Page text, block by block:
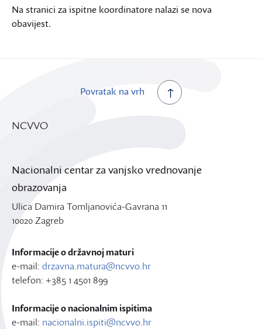
Na stranici za ispitne koordinatore nalazi se nova
obavijest.
Povratak na vrh
NCVVO
Nacionalni centar za vanjsko vrednovanje
obrazovanja
Ulica Damira Tomljanovića-Gavrana 11
10020 Zagreb
Informacije o državnoj maturi
e-mail: drzavna.matura@ncvvo.hr
telefon: +385 1 4501 899
Informacije o nacionalnim ispitima
e-mail: nacionalni.ispiti@ncvvo.hr